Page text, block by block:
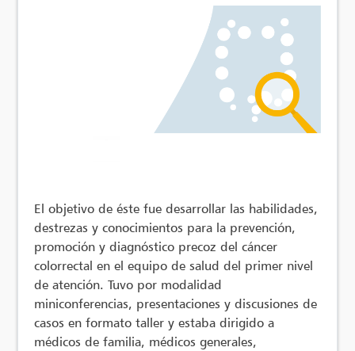
El objetivo de éste fue desarrollar las habilidades,
destrezas y conocimientos para la prevención,
promoción y diagnóstico precoz del cáncer
colorrectal en el equipo de salud del primer nivel
de atención. Tuvo por modalidad
miniconferencias, presentaciones y discusiones de
casos en formato taller y estaba dirigido a
médicos de familia, médicos generales,